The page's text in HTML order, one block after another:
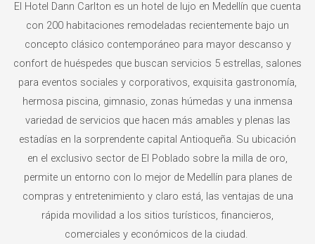
El Hotel Dann Carlton es un hotel de lujo en Medellín que cuenta
con 200 habitaciones remodeladas recientemente bajo un
concepto clásico contemporáneo para mayor descanso y
confort de huéspedes que buscan servicios 5 estrellas, salones
para eventos sociales y corporativos, exquisita gastronomía,
hermosa piscina, gimnasio, zonas húmedas y una inmensa
variedad de servicios que hacen más amables y plenas las
estadías en la sorprendente capital Antioqueña. Su ubicación
en el exclusivo sector de El Poblado sobre la milla de oro,
permite un entorno con lo mejor de Medellín para planes de
compras y entretenimiento y claro está, las ventajas de una
rápida movilidad a los sitios turísticos, financieros,
comerciales y económicos de la ciudad.